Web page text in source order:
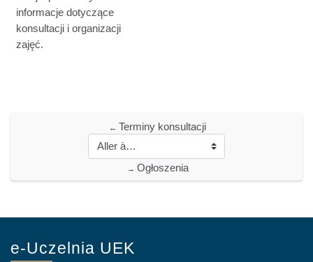
informacje dotyczące
konsultacji i organizacji
zajęć.
← Terminy konsultacji
→ Ogłoszenia
e-Uczelnia UEK